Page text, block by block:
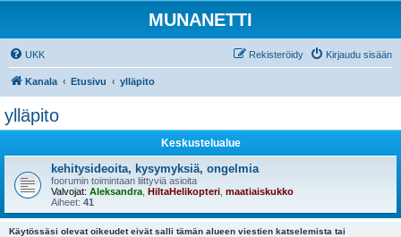
MUNANETTI
UKK Kirjaudu sisään
Rekisteröidy
Kanala Etusivu ylläpito
ylläpito
Keskustelualue
kehitysideoita, kysymyksiä, ongelmia
foorumin toimintaan liittyviä asioita
Valvojat: Aleksandra HiltaHelikopteri maatiaiskukko
Aiheet: 41
Käytössäsi olevat oikeudet eivät salli tämän alueen viestien katselemista tai